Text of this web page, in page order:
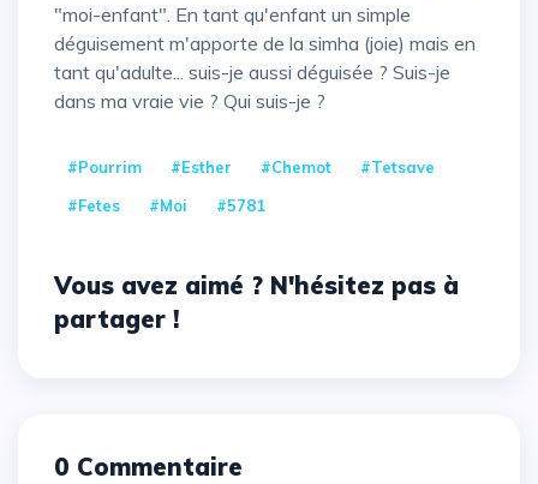
"moi-enfant". En tant qu'enfant un simple
déguisement m'apporte de la simha (joie) mais en
tant qu'adulte... suis-je aussi déguisée ? Suis-je
dans ma vraie vie ? Qui suis-je ?
#Pourrim #Esther #Chemot
#Tetsave
#Fetes
#Moi #5781
Vous avez aimé ? N'hésitez pas à
partager !
0 Commentaire